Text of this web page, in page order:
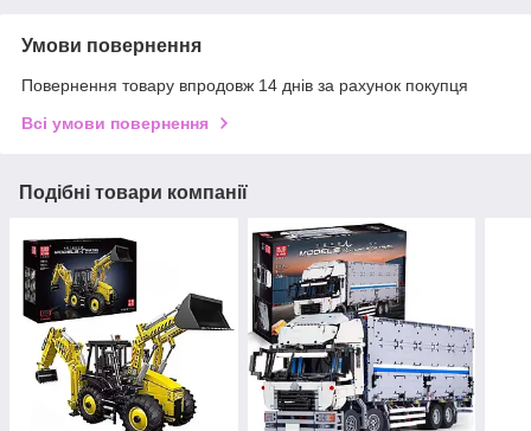
Умови повернення
Повернення товару впродовж 14 днів за рахунок покупця
Всі умови повернення
Подібні товари компанії